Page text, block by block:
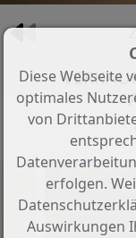
Diese Webseite
optimales
von
erfolgen.
Auswirkungen